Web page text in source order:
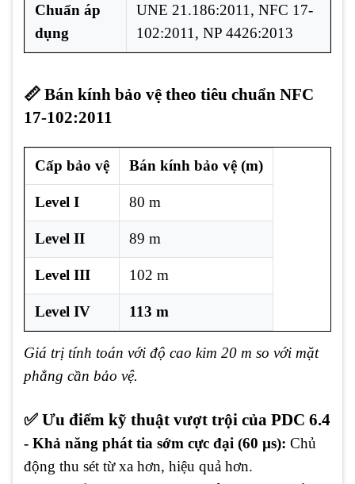
Chuẩn áp
dụng
UNE 21.186:2011, NFC 17-
102:2011, NP 4426:2013
📏 Bán kính bảo vệ theo tiêu chuẩn NFC
17-102:2011
Cấp bảo vệ Bán kính bảo vệ (m)
Level I 80 m
Level II 89 m
Level III 102 m
Level IV 113 m
Giá trị tính toán với độ cao kim 20 m so với mặt
phẳng cần bảo vệ.
✅ Ưu điểm kỹ thuật vượt trội của PDC 6.4
- Khả năng phát tia sớm cực đại (60 µs): Chủ
động thu sét từ xa hơn, hiệu quả hơn.